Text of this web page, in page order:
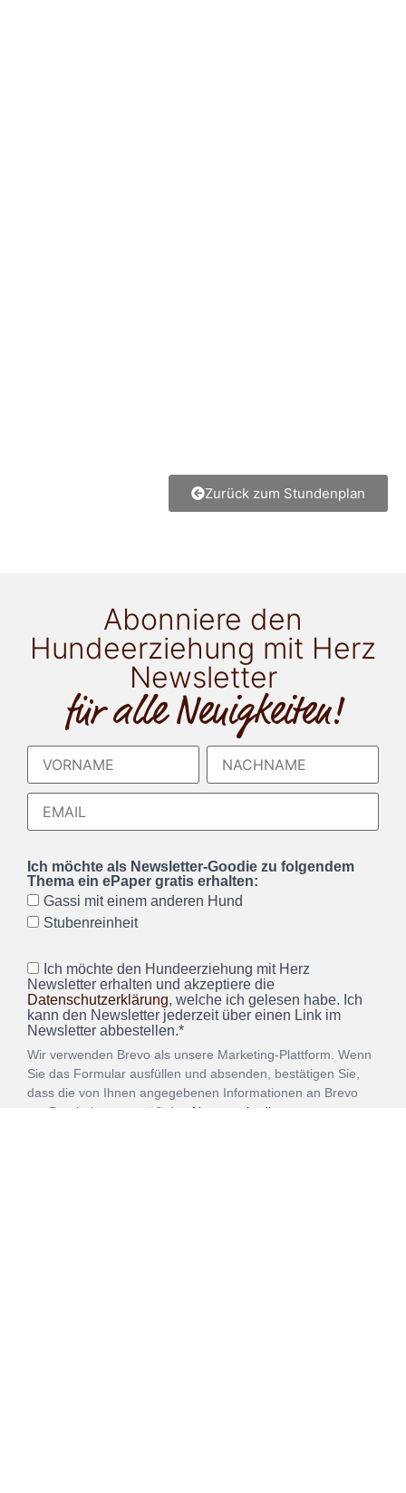
Zurück zum Stundenplan
Abonniere den
Hundeerziehung mit Herz
Newsletter
für alle Neuigkeiten!
Ich möchte als Newsletter-Goodie zu folgendem
Thema ein ePaper gratis erhalten:
Gassi mit einem anderen Hund
Stubenreinheit
Ich möchte den Hundeerziehung mit Herz
Newsletter erhalten und akzeptiere die
Datenschutzerklärung, welche ich gelesen habe. Ich
kann den Newsletter jederzeit über einen Link im
Newsletter abbestellen.*
Wir verwenden Brevo als unsere Marketing-Plattform. Wenn
Sie das Formular ausfüllen und absenden, bestätigen Sie,
dass die von Ihnen angegebenen Informationen an Brevo
zur Bearbeitung gemäß den Nutzungsbedingungen